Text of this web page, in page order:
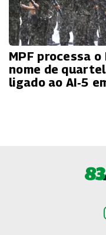
MPF processa
nome de
ligado ao AI‑5